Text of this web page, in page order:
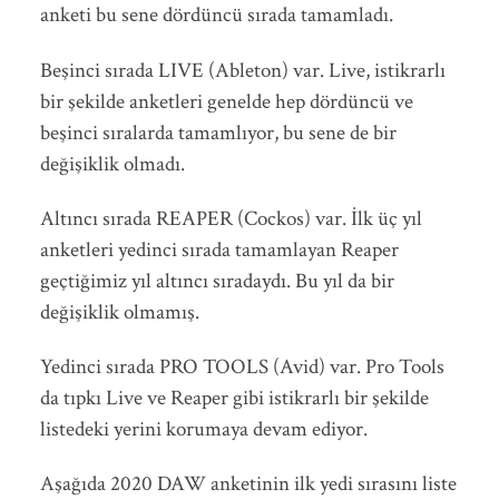
anketi bu sene dördüncü sırada tamamladı.
Beşinci sırada LIVE (Ableton) var. Live, istikrarlı
bir şekilde anketleri genelde hep dördüncü ve
beşinci sıralarda tamamlıyor, bu sene de bir
değişiklik olmadı.
Altıncı sırada REAPER (Cockos) var. İlk üç yıl
anketleri yedinci sırada tamamlayan Reaper
geçtiğimiz yıl altıncı sıradaydı. Bu yıl da bir
değişiklik olmamış.
Yedinci sırada PRO TOOLS (Avid) var. Pro Tools
da tıpkı Live ve Reaper gibi istikrarlı bir şekilde
listedeki yerini korumaya devam ediyor.
Aşağıda 2020 DAW anketinin ilk yedi sırasını liste